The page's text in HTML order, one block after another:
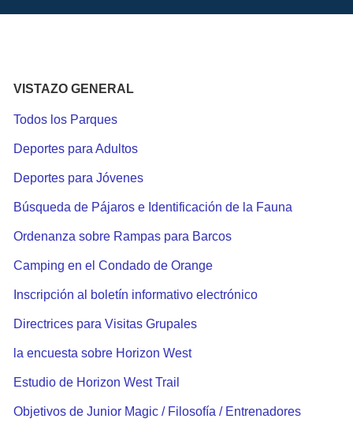
VISTAZO GENERAL
Todos los Parques
Deportes para Adultos
Deportes para Jóvenes
Búsqueda de Pájaros e Identificación de la Fauna
Ordenanza sobre Rampas para Barcos
Camping en el Condado de Orange
Inscripción al boletín informativo electrónico
Directrices para Visitas Grupales
la encuesta sobre Horizon West
Estudio de Horizon West Trail
Objetivos de Junior Magic / Filosofía / Entrenadores